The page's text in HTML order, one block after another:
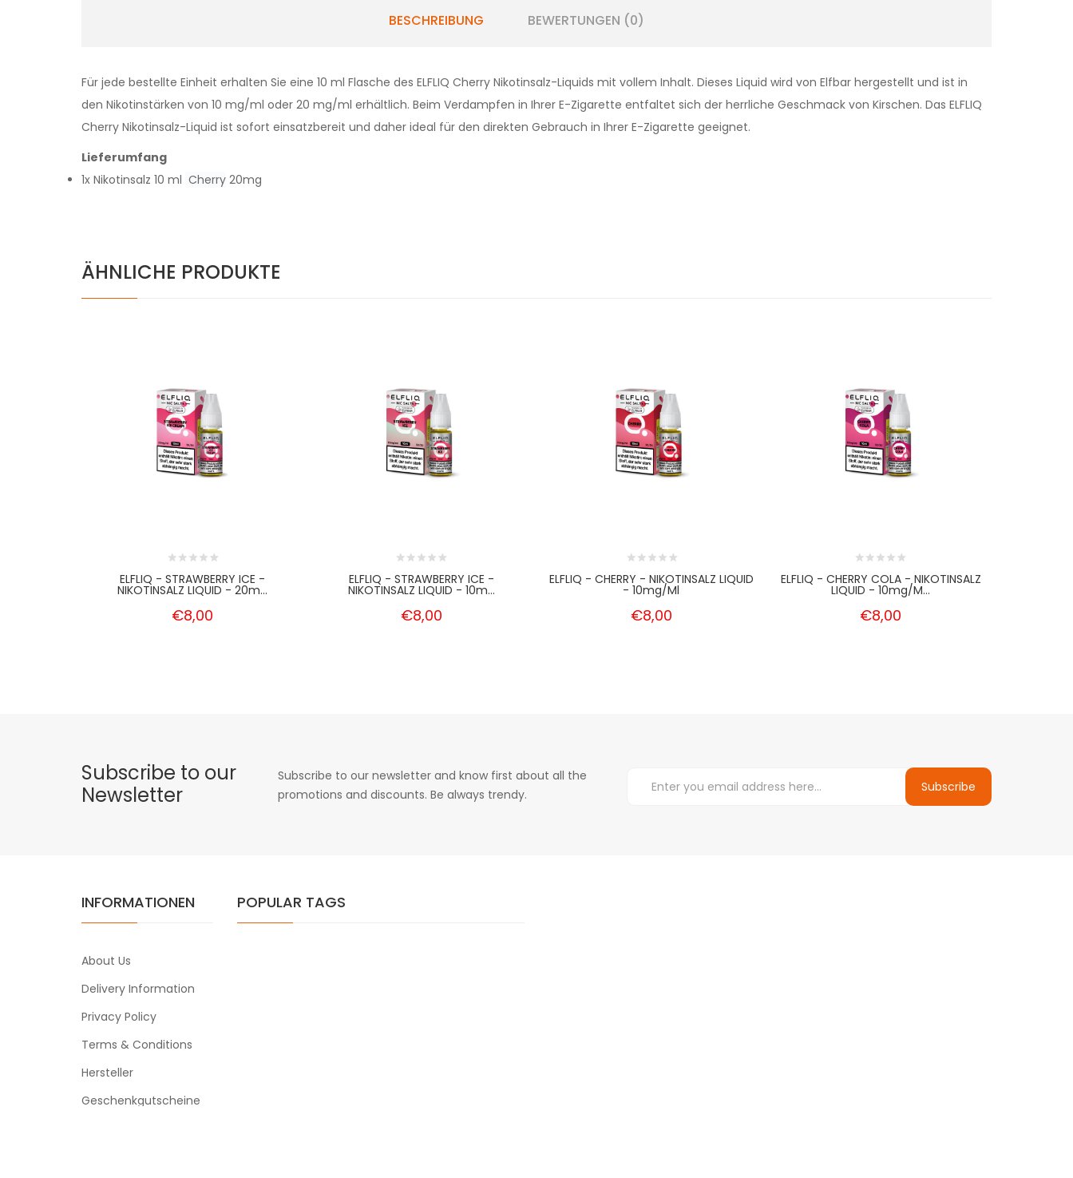
BESCHREIBUNG BEWERTUNGEN (0)
Für jede bestellte Einheit erhalten Sie eine 10 ml Flasche des ELFLIQ Cherry Nikotinsalz-Liquids mit vollem Inhalt. Dieses Liquid wird von Elfbar hergestellt und ist in
den Nikotinstärken von 10 mg/ml oder 20 mg/ml erhältlich. Beim Verdampfen in Ihrer E-Zigarette entfaltet sich der herrliche Geschmack von Kirschen. Das ELFLIQ
Cherry Nikotinsalz-Liquid ist sofort einsatzbereit und daher ideal für den direkten Gebrauch in Ihrer E-Zigarette geeignet.
Lieferumfang
1x Nikotinsalz 10 ml Cherry 20mg
ÄHNLICHE PRODUKTE
ELFLIQ - STRAWBERRY ICE -
NIKOTINSALZ LIQUID - 20m...
€8,00
ELFLIQ - STRAWBERRY ICE -
NIKOTINSALZ LIQUID - 10m...
€8,00
ELFLIQ - CHERRY - NIKOTINSALZ LIQUID
- 10mg/ml
€8,00
ELFLIQ - CHERRY COLA - NIKOTINSALZ
LIQUID - 10mg/m...
€8,00
Subscribe to our
Newsletter
Subscribe to our newsletter and know first about all the
promotions and discounts. Be always trendy.
Subscribe
INFORMATIONEN
About Us
Delivery Information
Privacy Policy
Terms & Conditions
Hersteller
Geschenkgutscheine
POPULAR TAGS